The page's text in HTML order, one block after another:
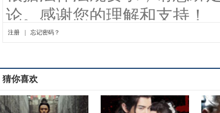
猜你喜欢